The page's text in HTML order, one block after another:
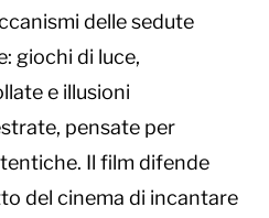
delle sedute
giochi di luce,
e illusioni
pensate per
Il film difende
del cinema di incantare